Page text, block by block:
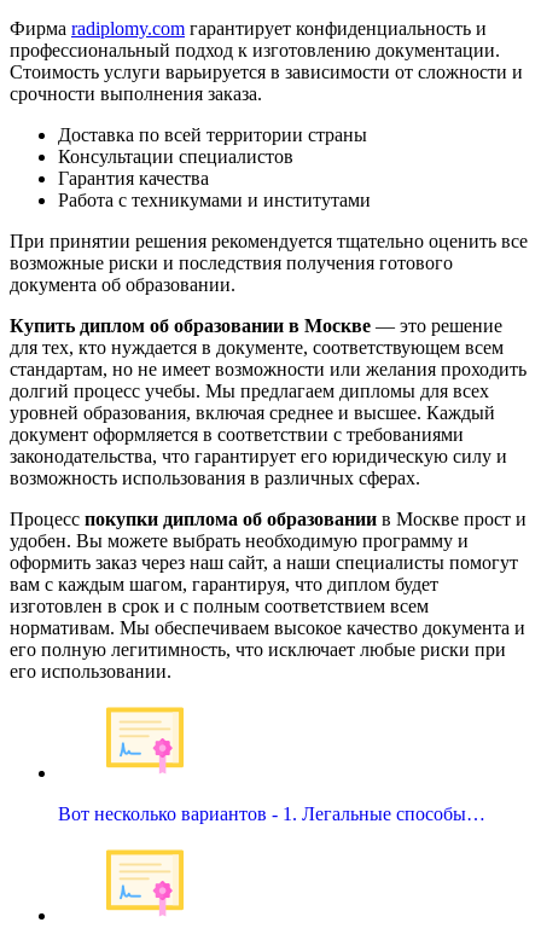
Фирма radiplomy.com гарантирует конфиденциальность и
профессиональный подход к изготовлению документации.
Стоимость услуги варьируется в зависимости от сложности и
срочности выполнения заказа.
Доставка по всей территории страны
Консультации специалистов
Гарантия качества
Работа с техникумами и институтами
При принятии решения рекомендуется тщательно оценить все
возможные риски и последствия получения готового
документа об образовании.
Купить диплом об образовании в Москве — это решение
для тех, кто нуждается в документе, соответствующем всем
стандартам, но не имеет возможности или желания проходить
долгий процесс учебы. Мы предлагаем дипломы для всех
уровней образования, включая среднее и высшее. Каждый
документ оформляется в соответствии с требованиями
законодательства, что гарантирует его юридическую силу и
возможность использования в различных сферах.
Процесс покупки диплома об образовании в Москве прост и
удобен. Вы можете выбрать необходимую программу и
оформить заказ через наш сайт, а наши специалисты помогут
вам с каждым шагом, гарантируя, что диплом будет
изготовлен в срок и с полным соответствием всем
нормативам. Мы обеспечиваем высокое качество документа и
его полную легитимность, что исключает любые риски при
его использовании.
Вот несколько вариантов - 1. Легальные способы…